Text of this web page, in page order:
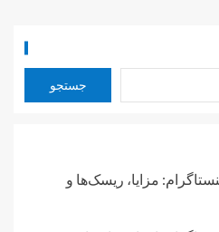
جستجو
مزایا، ریسک‌ها و